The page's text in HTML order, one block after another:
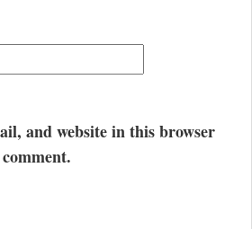
and website in this browser